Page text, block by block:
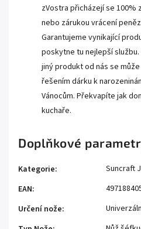
zVostra přicházejí se 100%
nebo zárukou vrácení
Garantujeme vynikající
poskytne tu nejlepší
jiný produkt od nás se
řešením dárku k
Vánocům. Překvapíte jak
kuchaře.
Doplňkové
Kategorie:
Suncraft
EAN:
Určení nože: